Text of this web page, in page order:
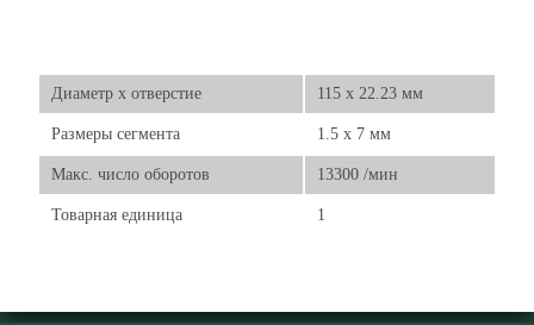
Диаметр х отверстие 115 x 22.23 мм
Размеры сегмента 1.5 x 7 мм
Макс. число оборотов 13300 /мин
Товарная единица 1